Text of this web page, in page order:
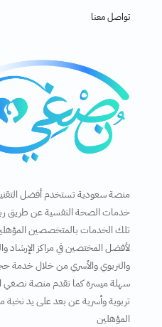
تواصل معنا
منصة سعودية تستخدم أفضل
خدمات الصحة النفسية عن طريق
تلك الخدمات بالمتخصصين
لأفضل المختصين في مراكز الإرشاد
والتربوي والأسري من خلال خدمة
سهلة ميسرة كما تقدم منصة نصغي
تربوية وأسرية عن بعد على يد
المؤهلين